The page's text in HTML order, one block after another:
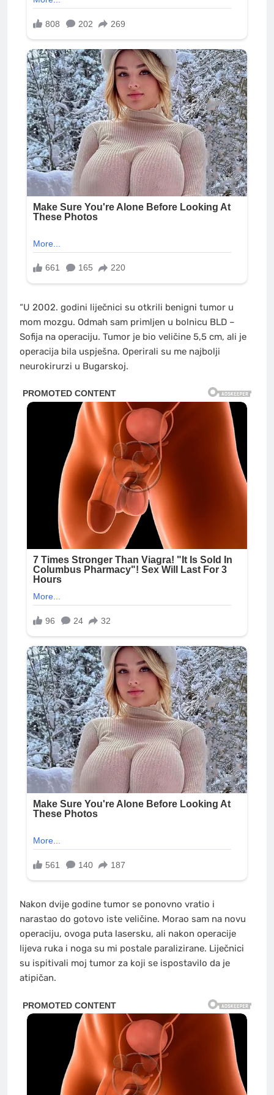
“U 2002. godini liječnici su otkrili benigni tumor u
mom mozgu. Odmah sam primljen u bolnicu BLD –
Sofija na operaciju. Tumor je bio veličine 5,5 cm, ali je
operacija bila uspješna. Operirali su me najbolji
neurokirurzi u Bugarskoj.
Nakon dvije godine tumor se ponovno vratio i
narastao do gotovo iste veličine. Morao sam na novu
operaciju, ovoga puta lasersku, ali nakon operacije
lijeva ruka i noga su mi postale paralizirane. Liječnici
su ispitivali moj tumor za koji se ispostavilo da je
atipičan.